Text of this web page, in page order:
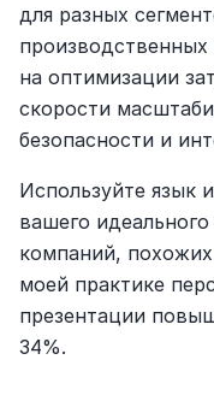
для разных
на оптимизации
скорости
безопасности и
Используйте язык
вашего
компаний,
моей практике
презентации
34%.